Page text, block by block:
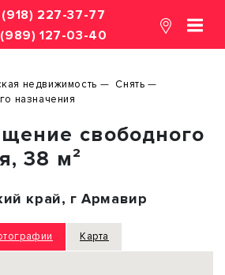
(918) 227-37-77
127-03-40
недвижимость
Снять
назначения
свободного
38 м²
край, г Армавир
Карта